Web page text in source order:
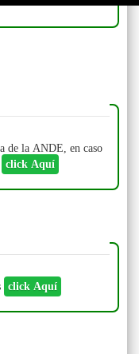
de la ANDE, en caso
click Aquí
click Aquí